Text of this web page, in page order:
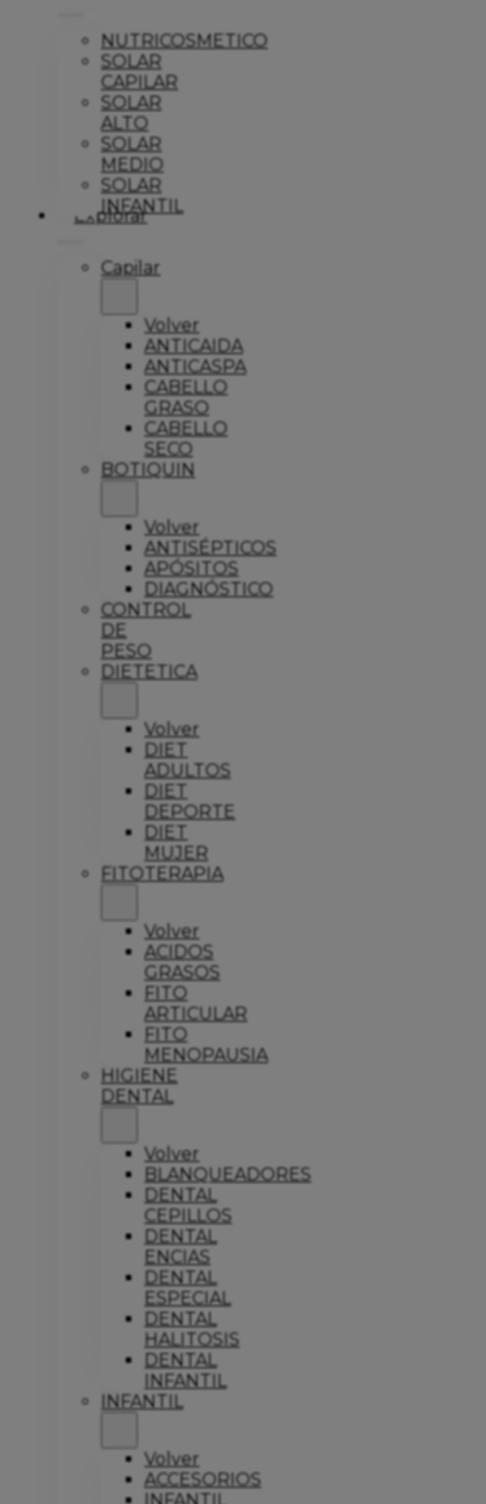
NUTRICOSMETICO
SOLAR
CAPILAR
SOLAR
ALTO
SOLAR
MEDIO
SOLAR
INFANTIL
Explorar
Capilar
Volver
ANTICAIDA
ANTICASPA
CABELLO
GRASO
CABELLO
SECO
BOTIQUIN
Volver
ANTISÉPTICOS
APÓSITOS
DIAGNÓSTICO
CONTROL
DE
PESO
DIETETICA
Volver
DIET
ADULTOS
DIET
DEPORTE
DIET
MUJER
FITOTERAPIA
Volver
ACIDOS
GRASOS
FITO
ARTICULAR
FITO
MENOPAUSIA
HIGIENE
DENTAL
Volver
BLANQUEADORES
DENTAL
CEPILLOS
DENTAL
ENCIAS
DENTAL
ESPECIAL
DENTAL
HALITOSIS
DENTAL
INFANTIL
INFANTIL
Volver
ACCESORIOS